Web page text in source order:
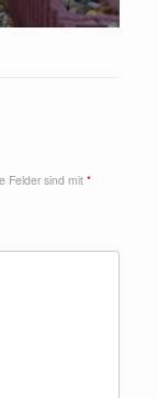
Felder sind mit *